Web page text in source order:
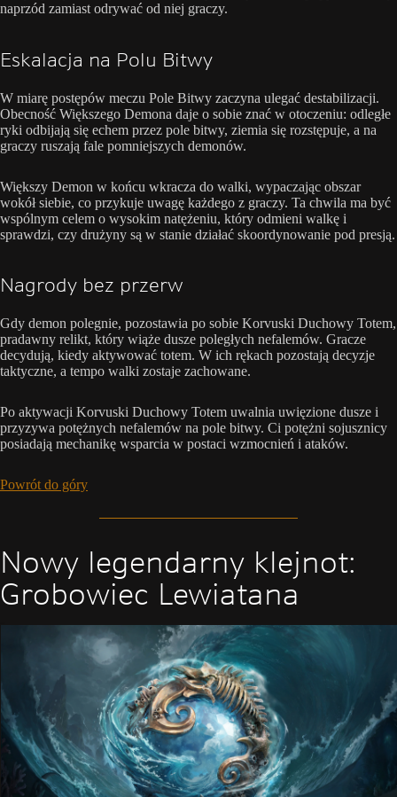
naprzód zamiast odrywać od niej graczy.
Eskalacja na Polu Bitwy
W miarę postępów meczu Pole Bitwy zaczyna ulegać destabilizacji.
Obecność Większego Demona daje o sobie znać w otoczeniu: odległe
ryki odbijają się echem przez pole bitwy, ziemia się rozstępuje, a na
graczy ruszają fale pomniejszych demonów.
Większy Demon w końcu wkracza do walki, wypaczając obszar
wokół siebie, co przykuje uwagę każdego z graczy. Ta chwila ma być
wspólnym celem o wysokim natężeniu, który odmieni walkę i
sprawdzi, czy drużyny są w stanie działać skoordynowanie pod presją.
Nagrody bez przerw
Gdy demon polegnie, pozostawia po sobie Korvuski Duchowy Totem,
pradawny relikt, który wiąże dusze poległych nefalemów. Gracze
decydują, kiedy aktywować totem. W ich rękach pozostają decyzje
taktyczne, a tempo walki zostaje zachowane.
Po aktywacji Korvuski Duchowy Totem uwalnia uwięzione dusze i
przyzywa potężnych nefalemów na pole bitwy. Ci potężni sojusznicy
posiadają mechanikę wsparcia w postaci wzmocnień i ataków.
Powrót do góry
Nowy legendarny klejnot:
Grobowiec Lewiatana